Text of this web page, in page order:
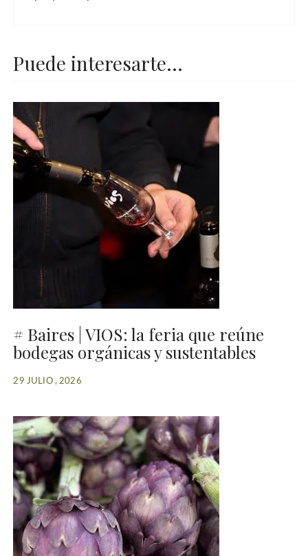
Puede interesarte...
# Baires | VIOS: la feria que reúne
bodegas orgánicas y sustentables
29 JULIO , 2026